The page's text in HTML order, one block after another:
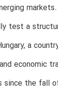
test a
a
economic
since the fall